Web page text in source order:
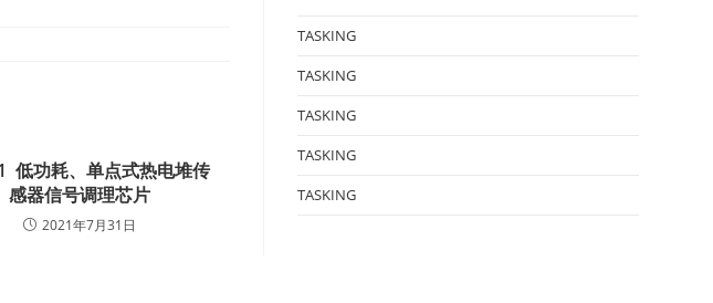
低功耗、单点式热电堆传
感器信号调理芯片
2021年7月31日
TASKING
TASKING
TASKING
TASKING
TASKING